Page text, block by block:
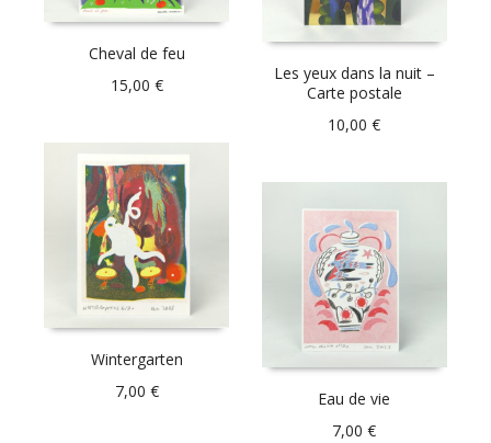
Cheval de feu
15,00 €
Les yeux dans la nuit –
Carte postale
10,00€
Wintergarten
7,00 €
Eau de vie
7,00€